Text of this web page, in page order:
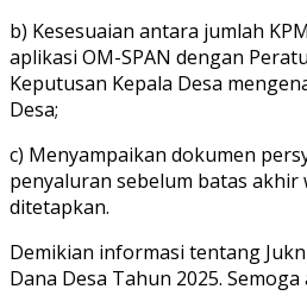
b) Kesesuaian antara jumlah
aplikasi OM-SPAN dengan
Keputusan Kepala Desa
Desa;
c) Menyampaikan dokumen
penyaluran sebelum batas akhir
ditetapkan.
Demikian informasi tentang
Dana Desa Tahun 2025.